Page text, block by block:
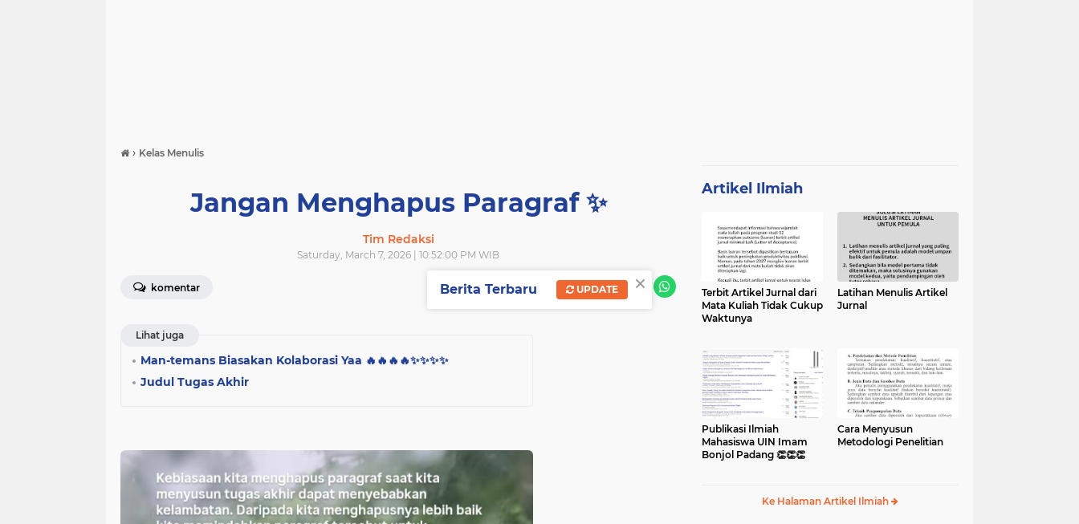
› Kelas Menulis
Jangan Menghapus Paragraf ✨️
Tim Redaksi
Saturday, March 7, 2026 | 10:52:00 PM WIB
komentar SHARE
Lihat juga
Man-temans Biasakan Kolaborasi Yaa 🔥🔥🔥🔥✨️✨️✨️✨️
Judul Tugas Akhir
Artikel Ilmiah
Terbit Artikel Jurnal dari
Mata Kuliah Tidak Cukup
Waktunya
Latihan Menulis Artikel
Jurnal
Publikasi Ilmiah
Mahasiswa UIN Imam
Bonjol Padang 👏👏👏
Cara Menyusun
Metodologi Penelitian
Ke Halaman Artikel Ilmiah
×
Berita Terbaru UPDATE